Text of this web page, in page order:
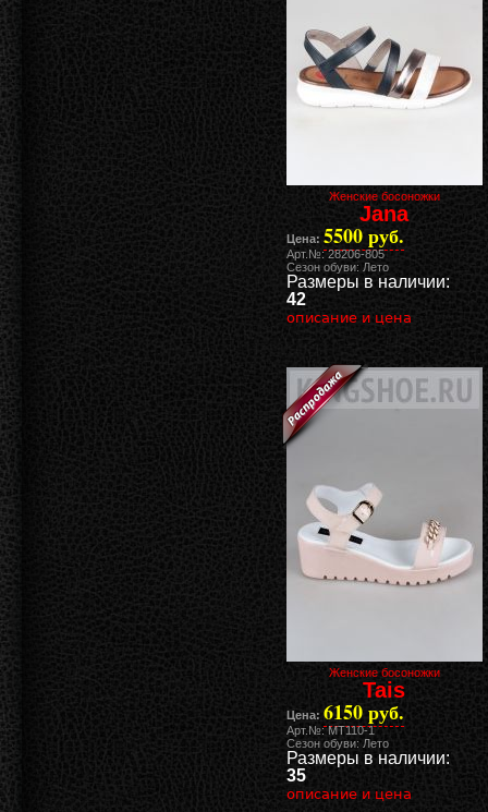
Женские босоножки
Jana
Цена: 5500 руб.
Арт.№: 28206-805
Сезон обуви: Лето
Размеры в наличии:
42
описание и цена
Женские босоножки
Tais
Цена: 6150 руб.
Арт.№: MT110-1
Сезон обуви: Лето
Размеры в наличии:
35
описание и цена